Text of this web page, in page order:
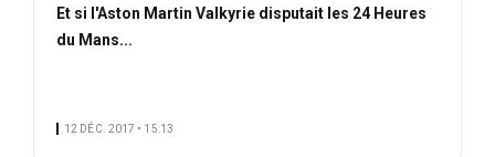
Et si l'Aston Martin Valkyrie disputait les 24 Heures
du Mans...
12 DÉC. 2017 • 15:13